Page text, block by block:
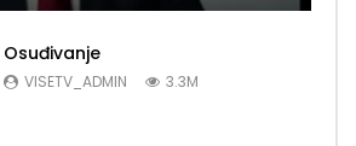
Osuđivanje
VISETV_ADMIN 3.3M